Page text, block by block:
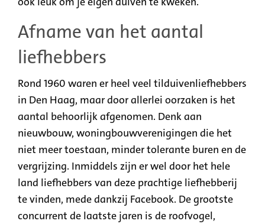
Afname van het aantal
liefhebbers
Rond 1960 waren er heel veel tilduivenliefhebbers
in Den Haag, maar door allerlei oorzaken is het
aantal behoorlijk afgenomen. Denk aan
nieuwbouw, woningbouwverenigingen die het
niet meer toestaan, minder tolerante buren en de
vergrijzing. Inmiddels zijn er wel door het hele
land liefhebbers van deze prachtige liefhebberij
te vinden, mede dankzij Facebook. De grootste
concurrent de laatste jaren is de roofvogel,